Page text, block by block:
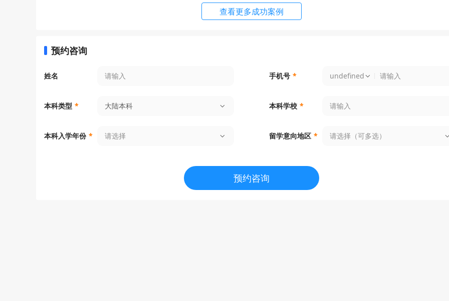
MS in Civil Engineering
nt for Agricultural Systems
MS in Mathematics
查看更多成功案例
预约咨询
姓名 手机号 * 中国大陆
本科类型 * 大陆本科 本科学校 *
本科入学年份 * 请选择 留学意向地区 * 请选择（可多选）
预约咨询